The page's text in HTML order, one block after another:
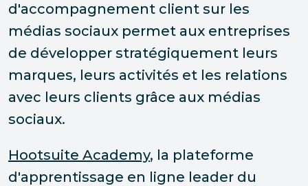
d'accompagnement client sur les
médias sociaux permet aux entreprises
de développer stratégiquement leurs
marques, leurs activités et les relations
avec leurs clients grâce aux médias
sociaux.
Hootsuite Academy, la plateforme
d'apprentissage en ligne leader du